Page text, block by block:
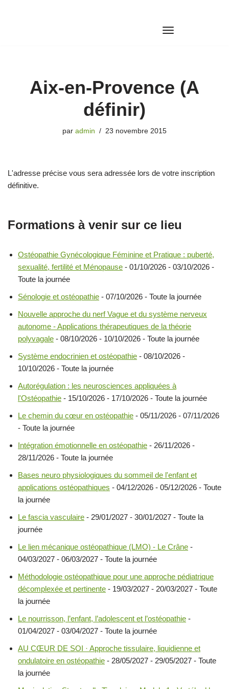
Aix-en-Provence (A
définir)
par admin 23 novembre 2015
L'adresse précise vous sera adressée lors de votre inscription
définitive.
Formations à venir sur ce lieu
Ostéopathie Gynécologique Féminine et Pratique : puberté,
sexualité, fertilité et Ménopause - 01/10/2026 - 03/10/2026 -
Toute la journée
Sénologie et ostéopathie - 07/10/2026 - Toute la journée
Nouvelle approche du nerf Vague et du système nerveux
autonome - Applications thérapeutiques de la théorie
polyvagale - 08/10/2026 - 10/10/2026 - Toute la journée
Système endocrinien et ostéopathie - 08/10/2026 -
10/10/2026 - Toute la journée
Autorégulation : les neurosciences appliquées à
l'Ostéopathie - 15/10/2026 - 17/10/2026 - Toute la journée
Le chemin du cœur en ostéopathie - 05/11/2026 - 07/11/2026
- Toute la journée
Intégration émotionnelle en ostéopathie - 26/11/2026 -
28/11/2026 - Toute la journée
Bases neuro physiologiques du sommeil de l'enfant et
applications ostéopathiques - 04/12/2026 - 05/12/2026 - Toute
la journée
Le fascia vasculaire - 29/01/2027 - 30/01/2027 - Toute la
journée
Le lien mécanique ostéopathique (LMO) - Le Crâne -
04/03/2027 - 06/03/2027 - Toute la journée
Méthodologie ostéopathique pour une approche pédiatrique
décomplexée et pertinente - 19/03/2027 - 20/03/2027 - Toute
la journée
Le nourrisson, l’enfant, l’adolescent et l’ostéopathie -
01/04/2027 - 03/04/2027 - Toute la journée
AU CŒUR DE SOI · Approche tissulaire, liquidienne et
ondulatoire en ostéopathie - 28/05/2027 - 29/05/2027 - Toute
la journée